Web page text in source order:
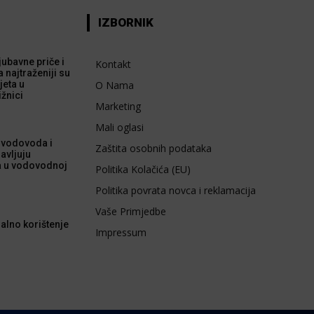
priče i
najtraženiji su
u
i
u vodovodnoj
korištenje
IZBORNIK
Kontakt
O Nama
Marketing
Mali oglasi
Zaštita osobnih podataka
Politika Kolačića (EU)
Politika povrata novca i reklamacija
Vaše Primjedbe
Impressum